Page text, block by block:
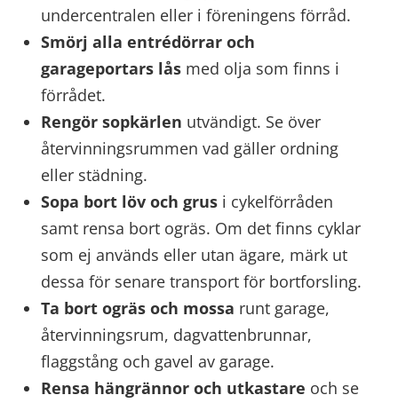
undercentralen eller i föreningens förråd.
Smörj alla entrédörrar och
garageportars lås med olja som finns i
förrådet.
Rengör sopkärlen utvändigt. Se över
återvinningsrummen vad gäller ordning
eller städning.
Sopa bort löv och grus i cykelförråden
samt rensa bort ogräs. Om det finns cyklar
som ej används eller utan ägare, märk ut
dessa för senare transport för bortforsling.
Ta bort ogräs och mossa runt garage,
återvinningsrum, dagvattenbrunnar,
flaggstång och gavel av garage.
Rensa hängrännor och utkastare och se